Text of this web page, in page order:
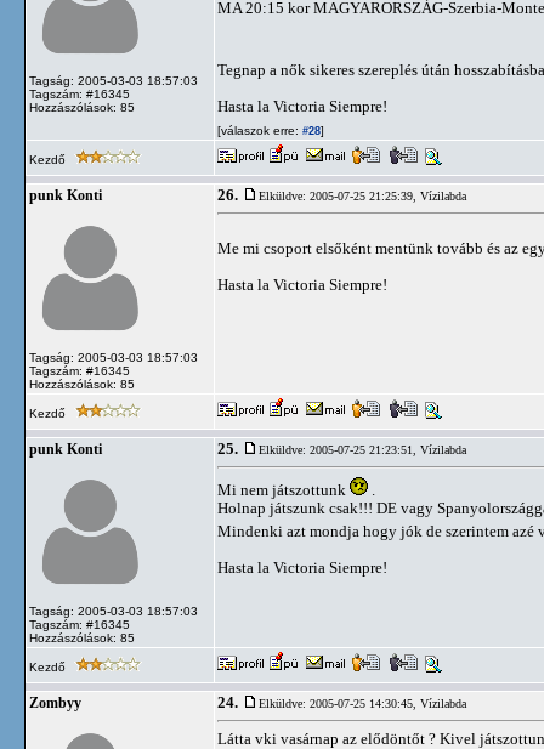
Tagság: 2005-03-03 18:57:03
Tagszám: #16345
Hozzászólások: 85
MA 20:15 kor MAGYARORSZÁG-Szerbia-
Tegnap a nők sikeres szereplés útán
Hasta la Victoria Siempre!
[válaszok erre: #28]
Kezdő
punk Konti
Tagság: 2005-03-03 18:57:03
Tagszám: #16345
Hozzászólások: 85
26. Elküldve: 2005-07-25 21:25:39, Vízilabda
Me mi csoport elsőként mentünk tovább és az
Hasta la Victoria Siempre!
Kezdő
punk Konti
Tagság: 2005-03-03 18:57:03
Tagszám: #16345
Hozzászólások: 85
25. Elküldve: 2005-07-25 21:23:51, Vízilabda
Mi nem játszottunk
Holnap játszunk csak!!! DE vagy
Mindenki azt mondja hogy jók de szerintem azé
Hasta la Victoria Siempre!
Kezdő
Zombyy 24. Elküldve: 2005-07-25 14:30:45, Vízilabda
Látta vki vasárnap az elődöntőt ? Kivel